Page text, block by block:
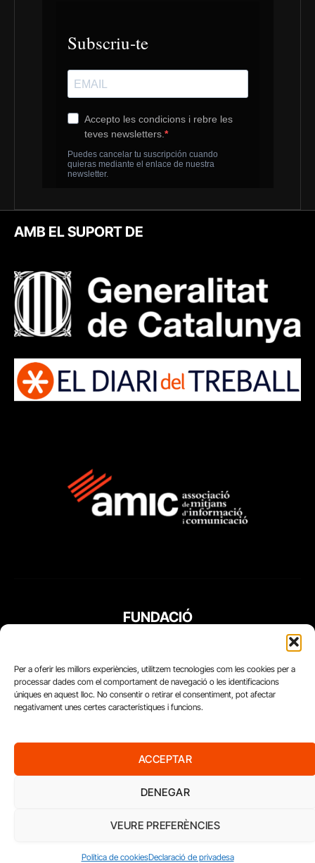
Per a oferir les millors experiències, utilitzem tecnologies com les cookies per a
processar dades com el comportament de navegació o les identificacions
úniques en aquest lloc. No consentir o retirar el consentiment, pot afectar
negativament unes certes característiques i funcions.
ACCEPTAR
DENEGAR
VEURE PREFERÈNCIES
Política de cookiesDeclaració de privadesa
AMB EL SUPORT DE
FUNDACIÓ